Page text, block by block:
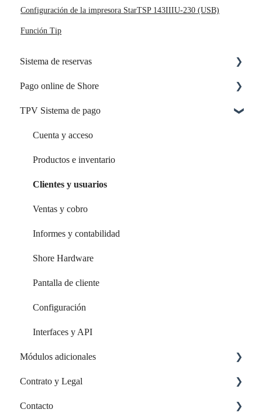
Configuración de la impresora StarTSP 143IIIU-230 (USB)
Función Tip
Sistema de reservas
Reserva online
Empleados & Recursos
Tu inicio con Shore
Tu cuenta y acceso
Calendario y citas
Página de reservas
Configuración de reservas
Reservas a través de plataformas externas
Configuración del sistema
Servicios y clases
Personal y recursos
Gestión de clientes
Comunicación con clientes
Informes y estadísticas
Pago online de Shore
Configuración y activación
Opciones de pago y funciones
TPV Sistema de pago
Cuenta y acceso
Productos e inventario
Clientes y usuarios
Ventas y cobro
Informes y contabilidad
Shore Hardware
Pantalla de cliente
Configuración
Interfaces y API
Módulos adicionales
Aplicación web personalizada
Contrato y Legal
Contrato y facturas
Contacto